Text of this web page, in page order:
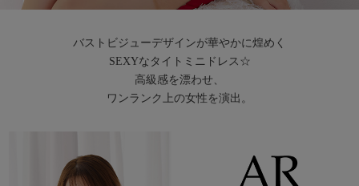
バストビジューデザインが華やかに煌めく
SEXYなタイトミニドレス☆
高級感を漂わせ、
ワンランク上の女性を演出。